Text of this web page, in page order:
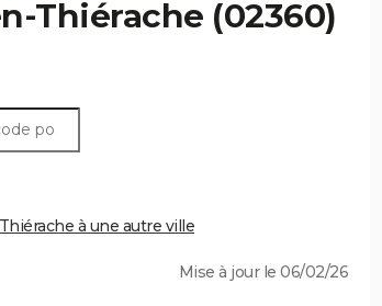
Thiérache (02360)
à une autre ville
Mise à jour le 06/02/26